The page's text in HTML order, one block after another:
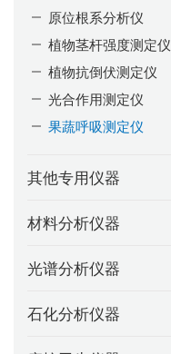
原位根系分析仪
植物茎杆强度测定仪
植物抗倒伏测定仪
光合作用测定仪
果蔬呼吸测定仪
其他专用仪器
材料分析仪器
光谱分析仪器
石化分析仪器